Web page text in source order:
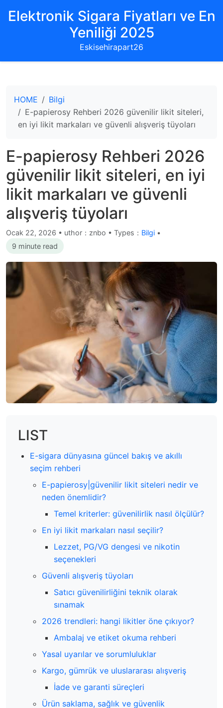
Elektronik Sigara Fiyatları ve En
Yeniliği 2025
Eskisehirapart26
HOME
Bilgi
E-papierosy Rehberi 2026 güvenilir likit siteleri,
en iyi likit markaları ve güvenli alışveriş tüyoları
E-papierosy Rehberi 2026
güvenilir likit siteleri, en iyi
likit markaları ve güvenli
alışveriş tüyoları
Ocak 22, 2026 • uthor：znbo • Types： Bilgi •
9 minute read
LIST
E-sigara dünyasına güncel bakış ve akıllı
seçim rehberi
E-papierosy|güvenilir likit siteleri nedir ve
neden önemlidir?
Temel kriterler: güvenilirlik nasıl ölçülür?
En iyi likit markaları nasıl seçilir?
Lezzet, PG/VG dengesi ve nikotin
seçenekleri
Güvenli alışveriş tüyoları
Satıcı güvenilirliğini teknik olarak
sınamak
2026 trendleri: hangi likitler öne çıkıyor?
Ambalaj ve etiket okuma rehberi
Yasal uyarılar ve sorumluluklar
Kargo, gümrük ve uluslararası alışveriş
İade ve garanti süreçleri
Ürün saklama, sağlık ve güvenlik